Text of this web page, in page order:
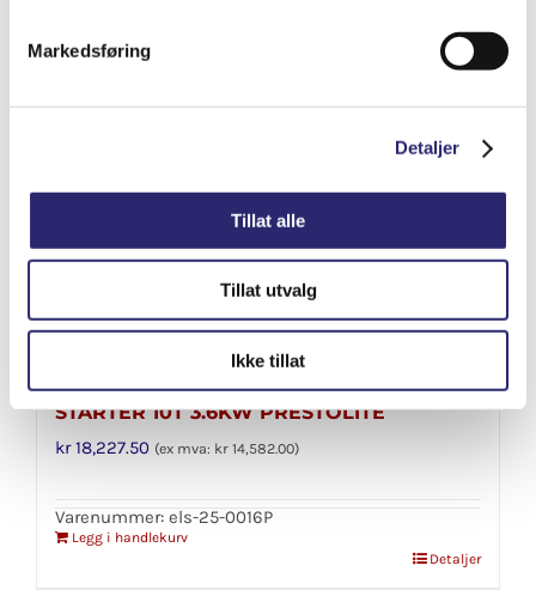
Markedsføring
Detaljer
Tillat alle
Tillat utvalg
Ikke tillat
STARTER 10T 3.6KW PRESTOLITE
kr18,227.50 (ex mva: kr 14,582.00)
Varenummer: els-25-0016P
Legg i handlekurv
Detaljer